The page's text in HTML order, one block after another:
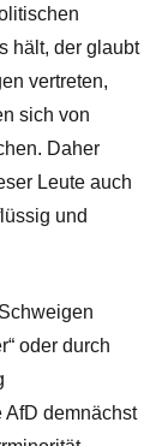
hält, der glaubt
vertreten,
sich von
Daher
Leute auch
und
oder durch
AfD demnächst